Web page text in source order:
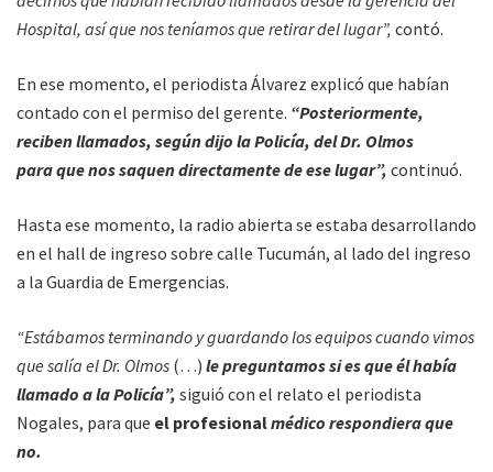
Hospital, así que nos teníamos que retirar del lugar”, contó.
En ese momento, el periodista Álvarez explicó que habían
contado con el permiso del gerente. “Posteriormente,
reciben llamados, según dijo la Policía, del Dr. Olmos
para que nos saquen directamente de ese lugar”, continuó.
Hasta ese momento, la radio abierta se estaba desarrollando
en el hall de ingreso sobre calle Tucumán, al lado del ingreso
a la Guardia de Emergencias.
“Estábamos terminando y guardando los equipos cuando vimos
que salía el Dr. Olmos (…) le preguntamos si es que él había
llamado a la Policía”, siguió con el relato el periodista
Nogales, para que el profesionalmédico respondiera que
no.